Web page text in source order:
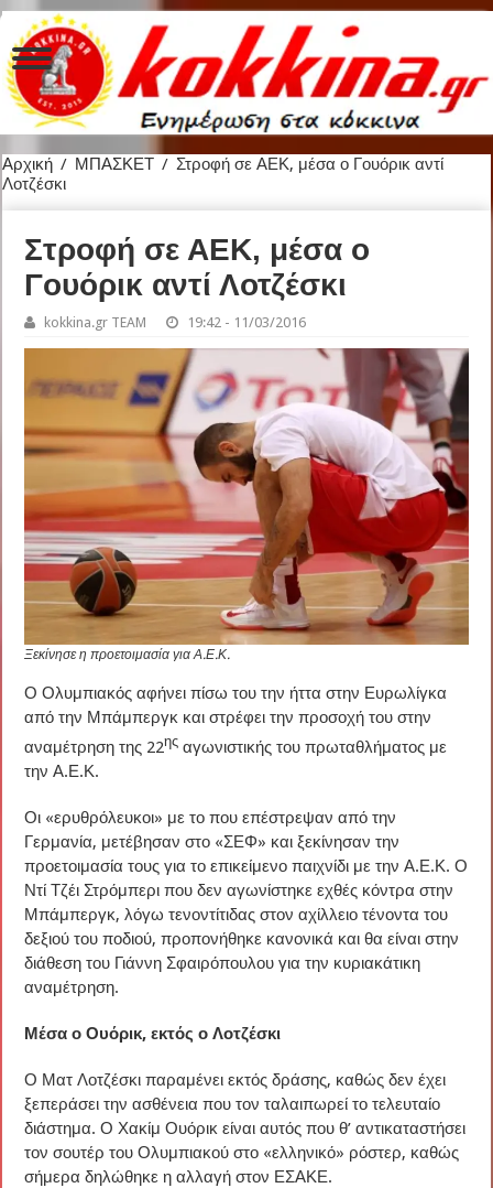
Αρχική / ΜΠΑΣΚΕΤ / Στροφή σε ΑΕΚ, μέσα ο Γουόρικ αντί
Λοτζέσκι
Στροφή σε ΑΕΚ, μέσα ο
Γουόρικ αντί Λοτζέσκι
kokkina.gr TEAM 19:42 - 11/03/2016
Ξεκίνησε η προετοιμασία για Α.Ε.Κ.
Ο Ολυμπιακός αφήνει πίσω του την ήττα στην Ευρωλίγκα
από την Μπάμπεργκ και στρέφει την προσοχή του στην
αναμέτρηση της 22ης αγωνιστικής του πρωταθλήματος με
την Α.Ε.Κ.
Οι «ερυθρόλευκοι» με το που επέστρεψαν από την
Γερμανία, μετέβησαν στο «ΣΕΦ» και ξεκίνησαν την
προετοιμασία τους για το επικείμενο παιχνίδι με την Α.Ε.Κ. Ο
Ντί Τζέι Στρόμπερι που δεν αγωνίστηκε εχθές κόντρα στην
Μπάμπεργκ, λόγω τενοντίτιδας στον αχίλλειο τένοντα του
δεξιού του ποδιού, προπονήθηκε κανονικά και θα είναι στην
διάθεση του Γιάννη Σφαιρόπουλου για την κυριακάτικη
αναμέτρηση.
Μέσα ο Ουόρικ, εκτός ο Λοτζέσκι
Ο Ματ Λοτζέσκι παραμένει εκτός δράσης, καθώς δεν έχει
ξεπεράσει την ασθένεια που τον ταλαιπωρεί το τελευταίο
διάστημα. Ο Χακίμ Ουόρικ είναι αυτός που θ’ αντικαταστήσει
τον σουτέρ του Ολυμπιακού στο «ελληνικό» ρόστερ, καθώς
σήμερα δηλώθηκε η αλλαγή στον ΕΣΑΚΕ.